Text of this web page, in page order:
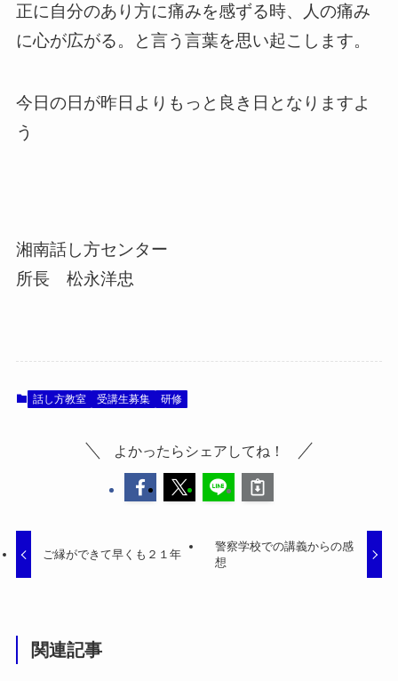
正に自分のあり方に痛みを感ずる時、人の痛み
に心が広がる。と言う言葉を思い起こします。
今日の日が昨日よりもっと良き日となりますよ
う
湘南話し方センター
所長 松永洋忠
話し方教室 受講生募集 研修
よかったらシェアしてね！
ご縁ができて早くも２１年
警察学校での講義からの感
想
関連記事